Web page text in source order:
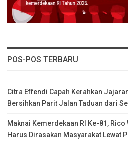
POS-POS TERBARU
Citra Effendi Capah Kerahkan
Bersihkan Parit Jalan Taduan dari
Maknai Kemerdekaan RI Ke-81, Rico
Harus Dirasakan Masyarakat Lewat